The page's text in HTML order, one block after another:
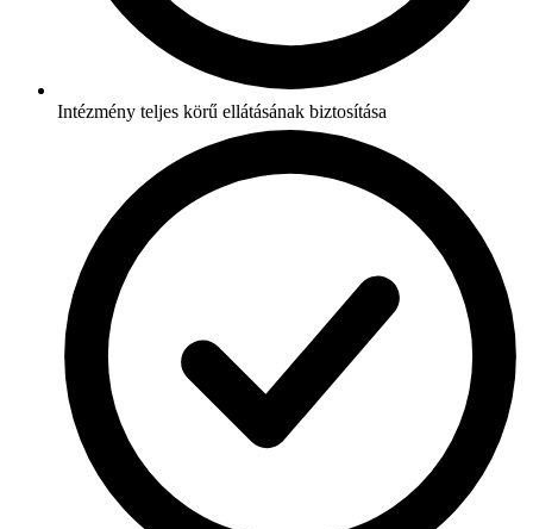
Intézmény teljes körű ellátásának biztosítása